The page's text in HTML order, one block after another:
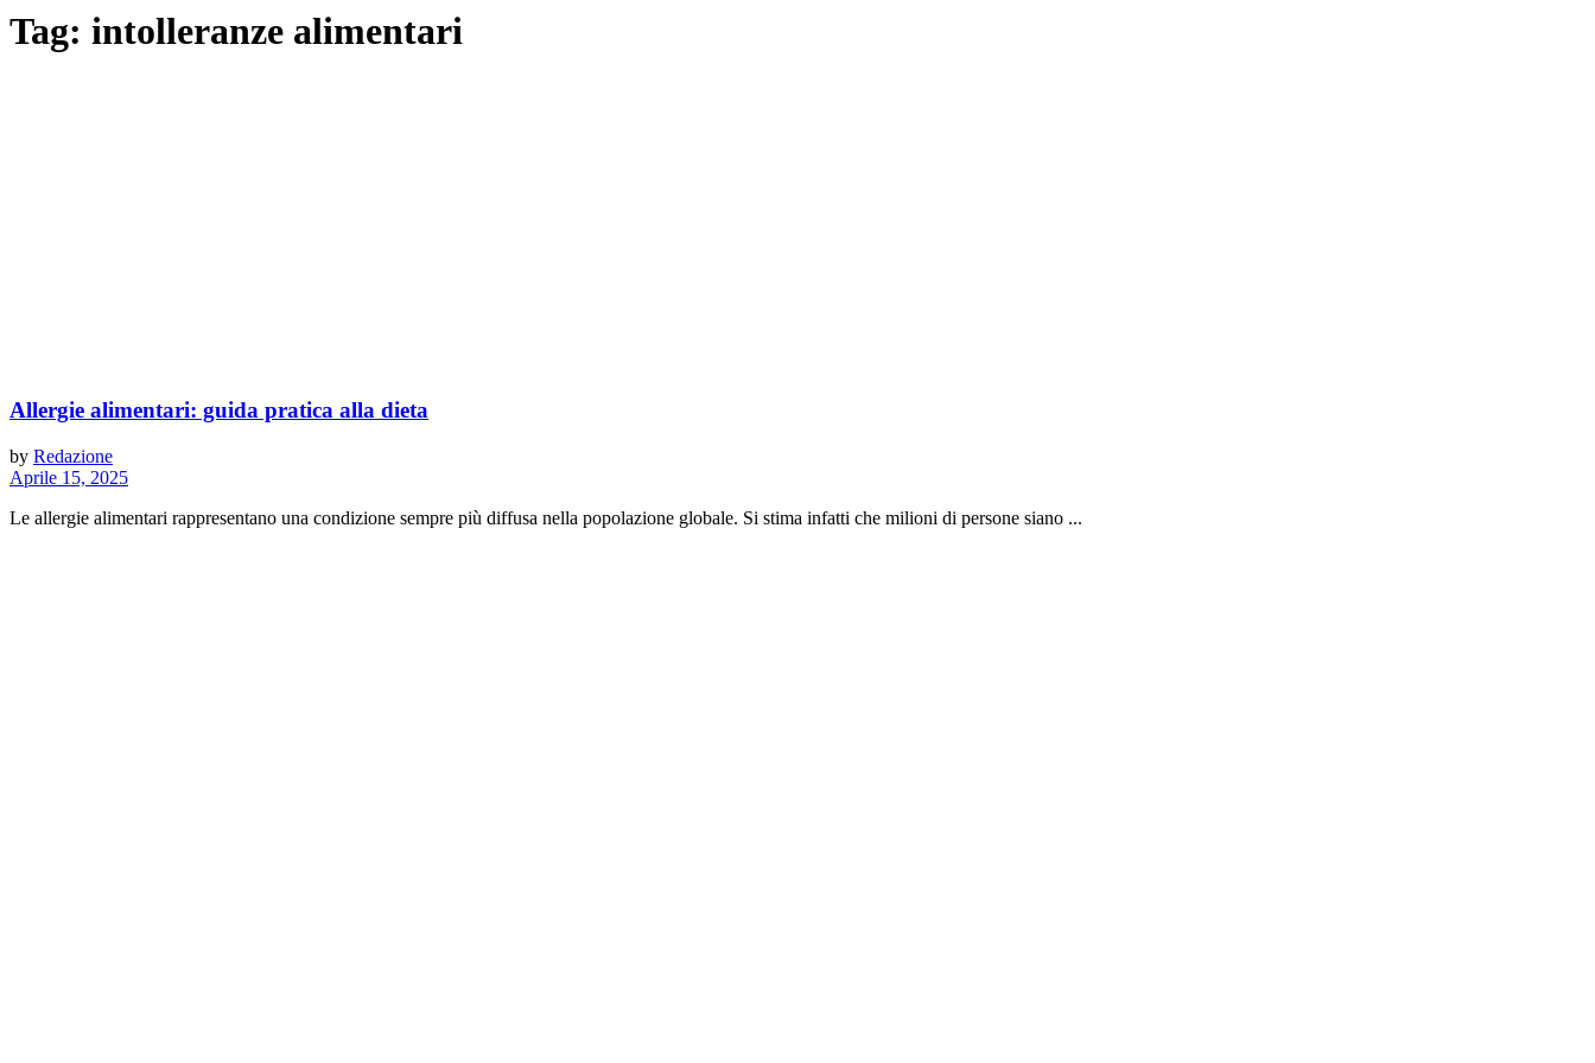
Tag: intolleranze alimentari
Allergie alimentari: guida pratica alla dieta
by Redazione
Aprile 15, 2025
Le allergie alimentari rappresentano una condizione sempre più diffusa nella popolazione globale. Si stima infatti che milioni di persone siano ...